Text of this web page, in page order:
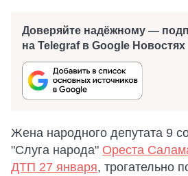
Доверяйте надёжному —
на Telegraf в Google Новостях
Жена народного депутата 9
"Слуга народа" Ореста
ДТП 27 января, трогательно